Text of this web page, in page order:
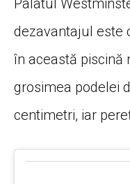
Palatul
dezavantajul este
în această piscină
grosimea podelei
centimetri, iar